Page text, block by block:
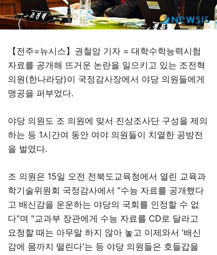
【전주=뉴시스】권철암 기자 = 대학수학능력시험
자료를 공개해 뜨거운 논란을 일으키고 있는 조전혁
의원(한나라당)이 국정감사장에서 야당 의원들에게
맹공을 퍼부었다.
야당 의원도 조 의원에 맞서 진상조사단 구성을 제의
하는 등 1시간여 동안 여야 의원들이 치열한 공방전
을 벌였다.
조 의원은 15일 오전 전북도교육청에서 열린 교육과
학기술위원회 국정감사에서 "수능 자료를 공개했다
고 배신감을 운운하는 야당의 국회를 인정할 수 없
다"며 "교과부 장관에게 수능 자료를 CD로 달라고
요청할 때는 아무말 하지 않아 놓고 이제와서 '배신
감에 몸까지 떨린다'는 등 야당 의원들은 호들갑을